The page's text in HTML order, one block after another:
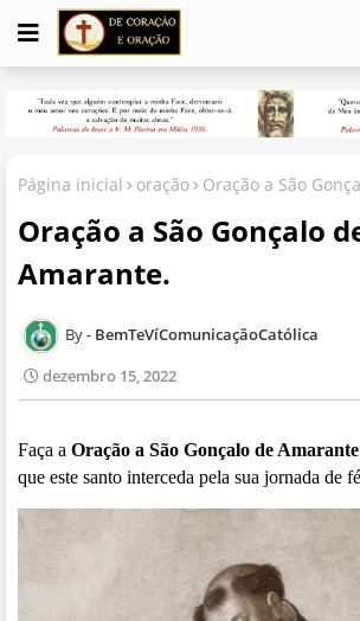
Página inicial oração Oração a São
Oração a São Gonçalo
Amarante.
BemTeVíComunicaçãoCatólica
dezembro 15, 2022
Faça a Oração a São Gonçalo de Amarante
que este santo interceda pela sua jornada de